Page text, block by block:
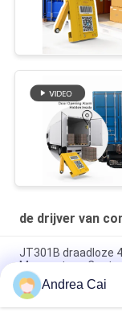
de drijver van
JT301B draadloze
Magneetgps
Drijver van GPS
Container 3
Andrea Cai